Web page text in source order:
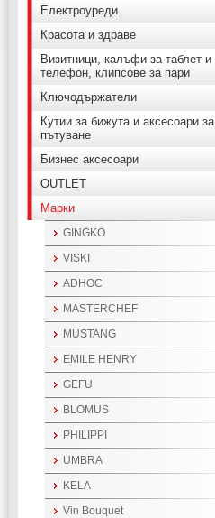
Електроуреди
Красота и здраве
Визитници, калъфи за таблет и
телефон, клипсове за пари
Ключодържатели
Кутии за бижута и аксесоари за
пътуване
Бизнес аксесоари
OUTLET
Марки
GINGKO
VISKI
ADHOC
MASTERCHEF
MUSTANG
EMILE HENRY
GEFU
BLOMUS
PHILIPPI
UMBRA
KELA
Vin Bouquet